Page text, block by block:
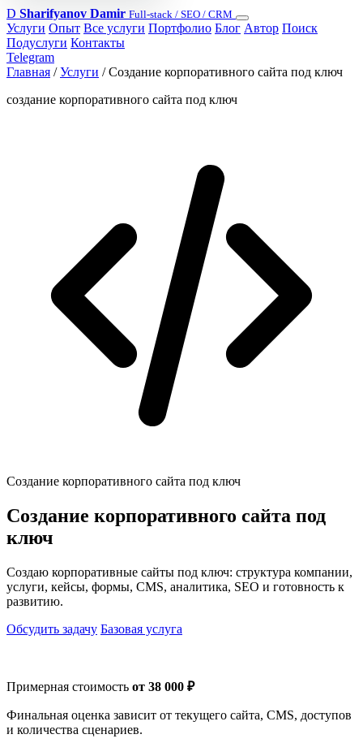
D Sharifyanov Damir Full-stack / SEO / CRM
Услуги Опыт Все услуги Портфолио Блог Автор Поиск
Подуслуги Контакты
Telegram
Главная / Услуги / Создание корпоративного сайта под ключ
создание корпоративного сайта под ключ
Создание корпоративного сайта под ключ
Создание корпоративного сайта под
ключ
Создаю корпоративные сайты под ключ: структура компании,
услуги, кейсы, формы, CMS, аналитика, SEO и готовность к
развитию.
Обсудить задачу Базовая услуга
Примерная стоимость от 38 000 ₽
Финальная оценка зависит от текущего сайта, CMS, доступов
и количества сценариев.